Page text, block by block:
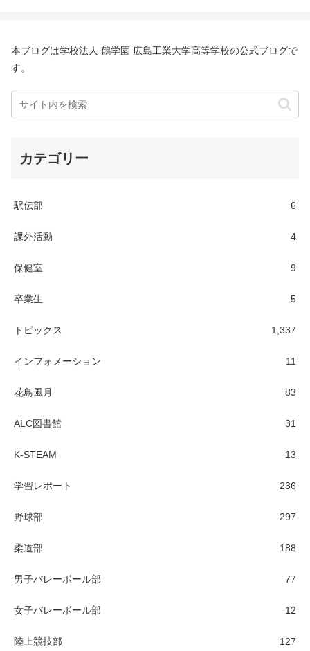
本ブログは学校法人 鶴学園 広島工業大学高等学校の公式ブログで
す。
カテゴリー
駅伝部 6
課外活動 4
保健室 9
卒業生 5
トピックス 1,337
インフォメーション 11
花鳥風月 83
ALC図書館 31
K-STEAM 13
学習レポート 236
野球部 297
柔道部 188
男子バレーボール部 77
女子バレーボール部 12
陸上競技部 127